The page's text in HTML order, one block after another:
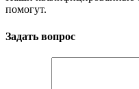
помогут.
Задать вопрос